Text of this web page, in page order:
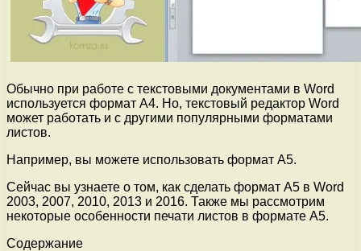
Обычно при работе с текстовыми документами в Word
используется формат A4. Но, текстовый редактор Word
может работать и с другими популярными форматами
листов.
Например, вы можете использовать формат A5.
Сейчас вы узнаете о том, как сделать формат A5 в Word
2003, 2007, 2010, 2013 и 2016. Также мы рассмотрим
некоторые особенности печати листов в формате A5.
Содержание